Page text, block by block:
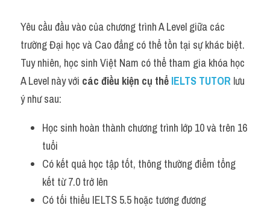
Yêu cầu đầu vào của chương trình A Level giữa các
trường Đại học và Cao đẳng có thể tồn tại sự khác biệt.
Tuy nhiên, học sinh Việt Nam có thể tham gia khóa học
A Level này với các điều kiện cụ thể IELTS TUTOR lưu
ý như sau:
Học sinh hoàn thành chương trình lớp 10 và trên 16
tuổi
Có kết quả học tập tốt, thông thường điểm tổng
kết từ 7.0 trở lên
Có tối thiểu IELTS 5.5 hoặc tương đương